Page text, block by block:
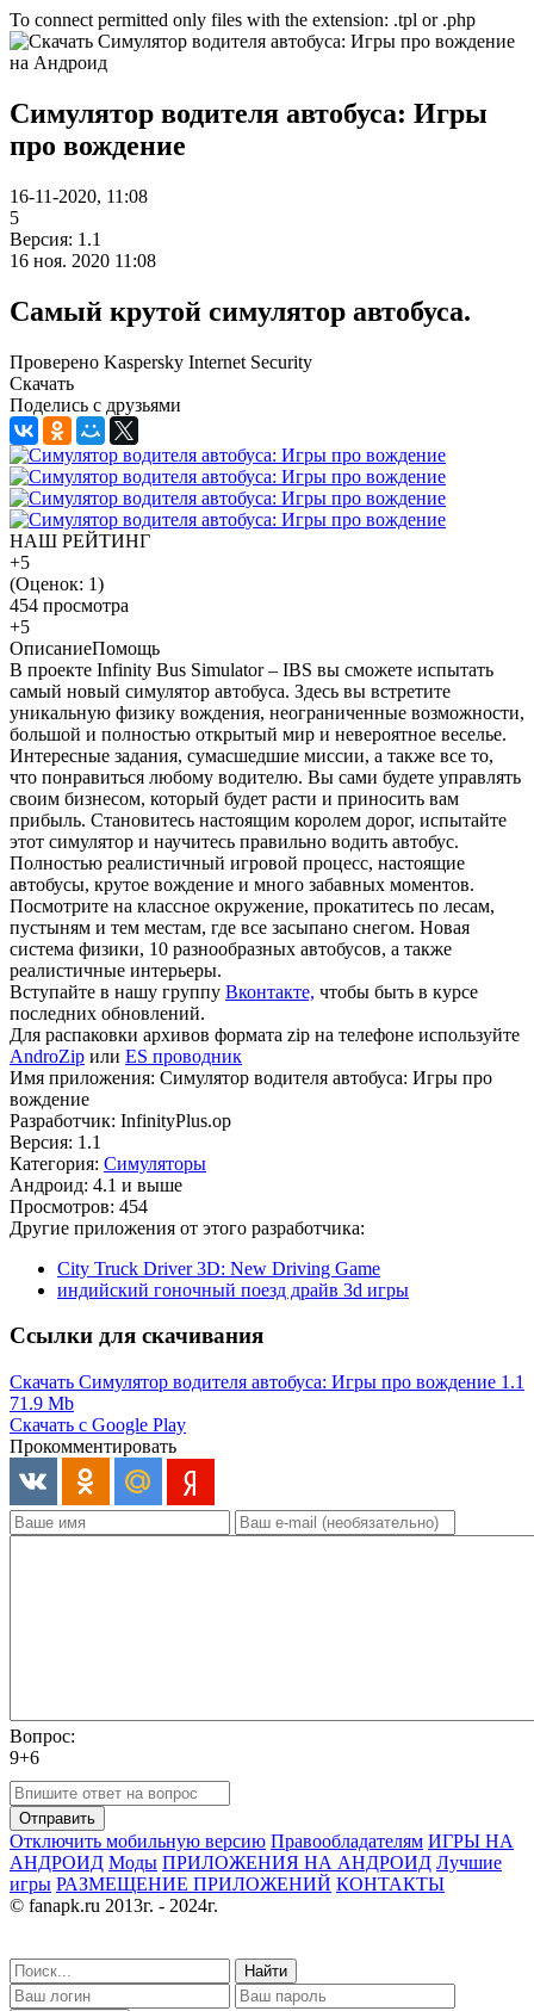
To connect permitted only files with the extension: .tpl or .php
Симулятор водителя автобуса: Игры
про вождение
16-11-2020, 11:08
5
Версия: 1.1
16 ноя. 2020 11:08
Самый крутой симулятор автобуса.
Проверено Kaspersky Internet Security
Скачать
Поделись с друзьями
НАШ РЕЙТИНГ
+5
(Оценок: 1)
454 просмотра
+5
ОписаниеПомощь
В проекте Infinity Bus Simulator – IBS вы сможете испытать
самый новый симулятор автобуса. Здесь вы встретите
уникальную физику вождения, неограниченные возможности,
большой и полностью открытый мир и невероятное веселье.
Интересные задания, сумасшедшие миссии, а также все то,
что понравиться любому водителю. Вы сами будете управлять
своим бизнесом, который будет расти и приносить вам
прибыль. Становитесь настоящим королем дорог, испытайте
этот симулятор и научитесь правильно водить автобус.
Полностью реалистичный игровой процесс, настоящие
автобусы, крутое вождение и много забавных моментов.
Посмотрите на классное окружение, прокатитесь по лесам,
пустыням и тем местам, где все засыпано снегом. Новая
система физики, 10 разнообразных автобусов, а также
реалистичные интерьеры.
Вступайте в нашу группу Вконтакте, чтобы быть в курсе
последних обновлений.
Для распаковки архивов формата zip на телефоне используйте
AndroZip или ES проводник
Имя приложения: Симулятор водителя автобуса: Игры про
вождение
Разработчик: InfinityPlus.op
Версия: 1.1
Категория: Симуляторы
Андроид: 4.1 и выше
Просмотров: 454
Другие приложения от этого разработчика:
City Truck Driver 3D: New Driving Game
индийский гоночный поезд драйв 3d игры
Ссылки для скачивания
Скачать Симулятор водителя автобуса: Игры про вождение 1.1
71.9 Mb
Скачать с Google Play
Прокомментировать
Вопрос:
9+6
Отправить
Отключить мобильную версию Правообладателям ИГРЫ НА
АНДРОИД Моды ПРИЛОЖЕНИЯ НА АНДРОИД Лучшие
игры РАЗМЕЩЕНИЕ ПРИЛОЖЕНИЙ КОНТАКТЫ
© fanapk.ru 2013г. - 2024г.
Найти